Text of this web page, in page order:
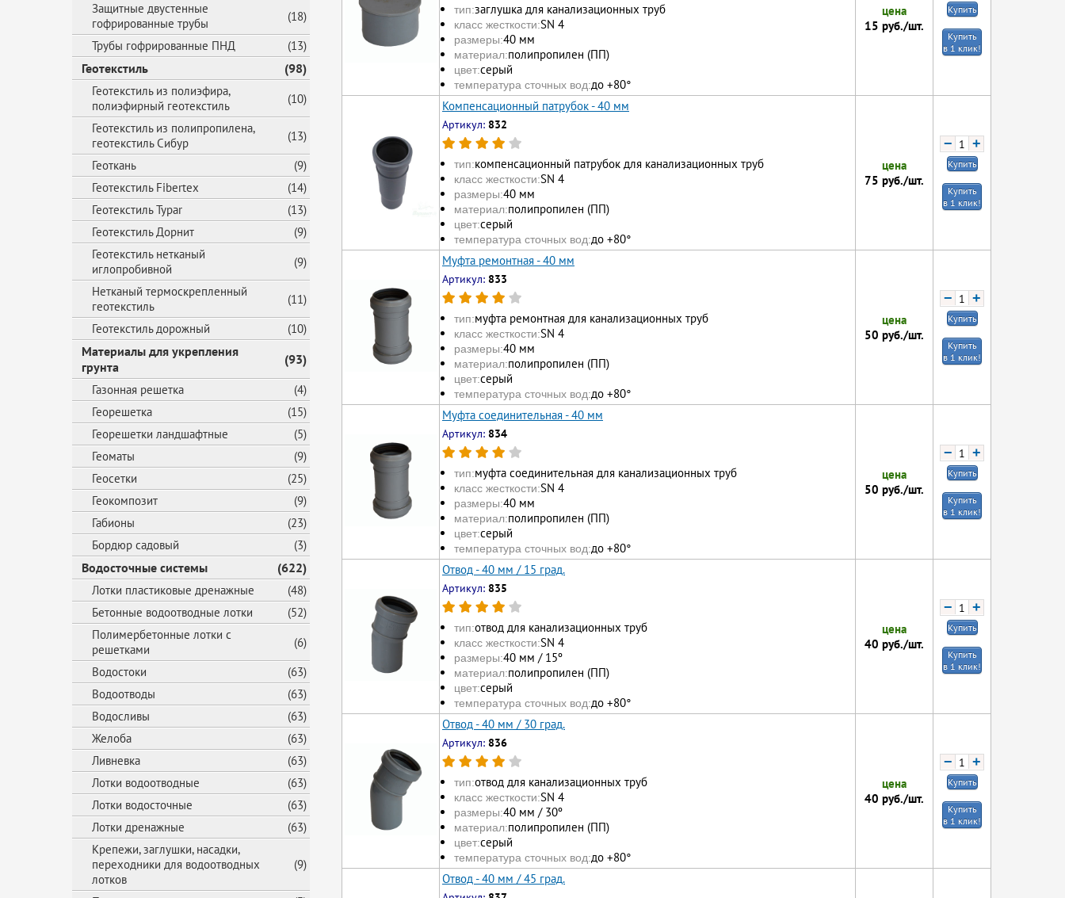
Защитные двустенные
гофрированные трубы
(18)
Трубы гофрированные ПНД
(13)
Геотекстиль (98)
Геотекстиль из полиэфира,
полиэфирный геотекстиль
(10)
Геотекстиль из полипропилена,
геотекстиль Сибур
(13)
Геоткань
(9)
Геотекстиль Fibertex
(14)
Геотекстиль Typar
(13)
Геотекстиль Дорнит
(9)
Геотекстиль нетканый
иглопробивной
(9)
Нетканый термоскрепленный
геотекстиль
(11)
Геотекстиль дорожный
(10)
Материалы для укрепления
грунта
(93)
Газонная решетка
(4)
Георешетка
(15)
Георешетки ландшафтные
(5)
Геоматы
(9)
Геосетки
(25)
Геокомпозит
(9)
Габионы
(23)
Бордюр садовый
(3)
Водосточные системы (622)
Лотки пластиковые дренажные
(48)
Бетонные водоотводные лотки
(52)
Полимербетонные лотки с
решетками
(6)
Водостоки
(63)
Водоотводы
(63)
Водосливы
(63)
Желоба
(63)
Ливневка
(63)
Лотки водоотводные
(63)
Лотки водосточные
(63)
Лотки дренажные
(63)
Крепежи, заглушки, насадки,
переходники для водоотводных
лотков
(9)
тип:заглушка для канализационных труб
класс жесткости:SN 4
размеры:40 мм
материал:полипропилен (ПП)
цвет:серый
температура сточных вод:до +80°
цена
15 руб./шт.
Купить
Купить
в 1 клик!
Компенсационный патрубок - 40 мм
Артикул: 832
тип:компенсационный патрубок для канализационных труб
класс жесткости:SN 4
размеры:40 мм
материал:полипропилен (ПП)
цвет:серый
температура сточных вод:до +80°
цена
75 руб./шт.
− +
Купить
Купить
в 1 клик!
Муфта ремонтная - 40 мм
Артикул: 833
тип:муфта ремонтная для канализационных труб
класс жесткости:SN 4
размеры:40 мм
материал:полипропилен (ПП)
цвет:серый
температура сточных вод:до +80°
цена
50 руб./шт.
− +
Купить
Купить
в 1 клик!
Муфта соединительная - 40 мм
Артикул: 834
тип:муфта соединительная для канализационных труб
класс жесткости:SN 4
размеры:40 мм
материал:полипропилен (ПП)
цвет:серый
температура сточных вод:до +80°
цена
50 руб./шт.
− +
Купить
Купить
в 1 клик!
Отвод - 40 мм / 15 град.
Артикул: 835
тип:отвод для канализационных труб
класс жесткости:SN 4
размеры:40 мм / 15º
материал:полипропилен (ПП)
цвет:серый
температура сточных вод:до +80°
цена
40 руб./шт.
− +
Купить
Купить
в 1 клик!
Отвод - 40 мм / 30 град.
Артикул: 836
тип:отвод для канализационных труб
класс жесткости:SN 4
размеры:40 мм / 30º
материал:полипропилен (ПП)
цвет:серый
температура сточных вод:до +80°
цена
40 руб./шт.
− +
Купить
Купить
в 1 клик!
Отвод - 40 мм / 45 град.